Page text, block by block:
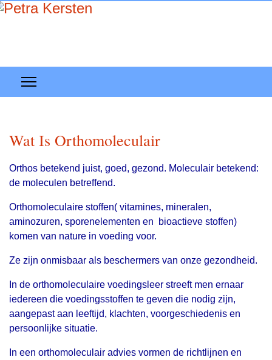
Wat Is Orthomoleculair
Orthos betekend juist, goed, gezond. Moleculair betekend:
de moleculen betreffend.
Orthomoleculaire stoffen( vitamines, mineralen,
aminozuren, sporenelementen en bioactieve stoffen)
komen van nature in voeding voor.
Ze zijn onmisbaar als beschermers van onze gezondheid.
In de orthomoleculaire voedingsleer streeft men ernaar
iedereen die voedingsstoffen te geven die nodig zijn,
aangepast aan leeftijd, klachten, voorgeschiedenis en
persoonlijke situatie.
In een orthomoleculair advies vormen de richtlijnen en